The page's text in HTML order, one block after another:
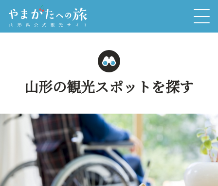
山形の観光スポットを探す